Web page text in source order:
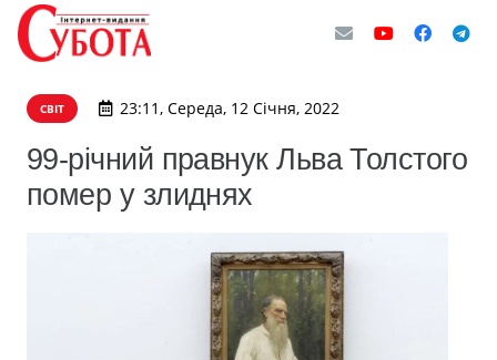
СВІТ 23:11, Середа, 12 Січня, 2022
99-річний правнук Льва Толстого
помер у злиднях